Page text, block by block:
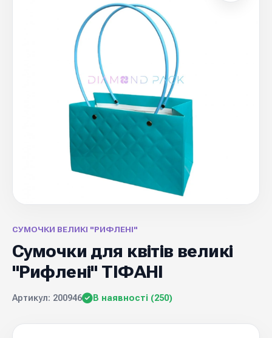
СУМОЧКИ ВЕЛИКІ "РИФЛЕНІ"
Сумочки для квітів великі
"Рифлені" ТІФАНІ
Артикул: 200946 В наявності (250)